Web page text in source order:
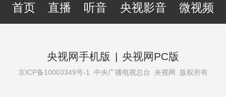
首页 直播 听音 央视影音 微视频
央视网手机版 | 央视网PC版
京ICP备10003349号-1 中央广播电视总台 央视网 版权所有